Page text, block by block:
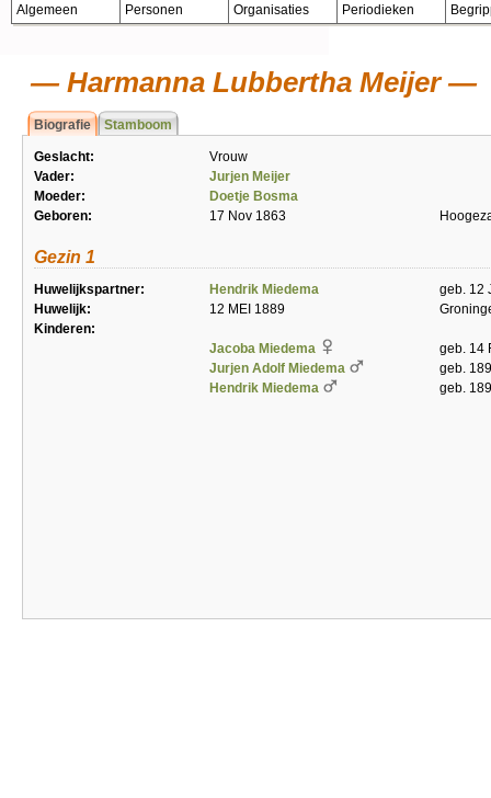
Algemeen Personen Organisaties Periodieken
Harmanna Lubbertha Meijer
Biografie Stamboom
Geslacht:
Vrouw
Vader:
Jurjen Meijer
Moeder:
Doetje Bosma
Geboren:
17 Nov 1863
Gezin 1
Huwelijkspartner: Hendrik Miedema
geb. 12
Huwelijk:
12 MEI 1889
Kinderen:
Jacoba Miedema
geb. 14
Jurjen Adolf Miedema
geb.
Hendrik Miedema
geb.